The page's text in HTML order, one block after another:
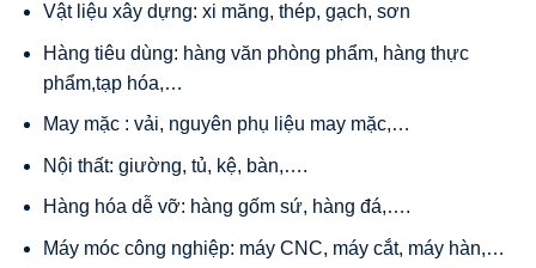
Vật liệu xây dựng: xi măng, thép, gạch, sơn
Hàng tiêu dùng: hàng văn phòng phẩm, hàng thực
phẩm,tạp hóa,…
May mặc : vải, nguyên phụ liệu may mặc,…
Nội thất: giường, tủ, kệ, bàn,….
Hàng hóa dễ vỡ: hàng gốm sứ, hàng đá,….
Máy móc công nghiệp: máy CNC, máy cắt, máy hàn,…